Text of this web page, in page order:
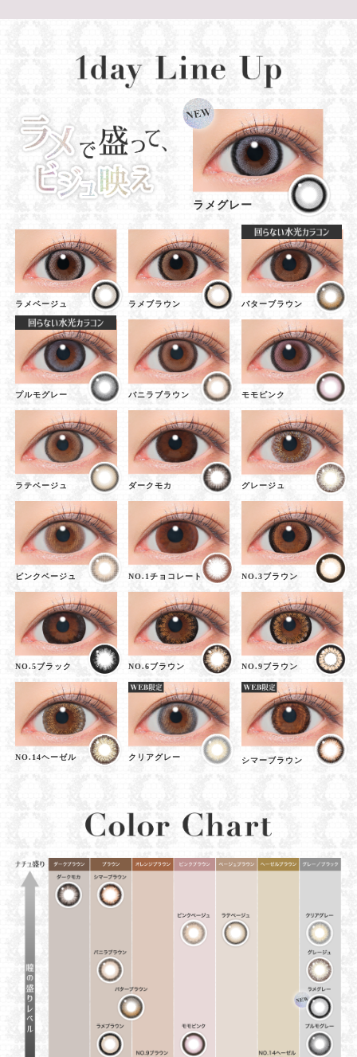
ラメグレー
ラメベージュ ラメブラウン バターブラウン
プルモグレー バニラブラウン モモピンク
ラテベージュ ダークモカ グレージュ
ピンクベージュ NO.1チョコレート NO.3ブラウン
NO.5ブラック NO.6ブラウン NO.9ブラウン
NO.14ヘーゼル クリアグレー シマーブラウン